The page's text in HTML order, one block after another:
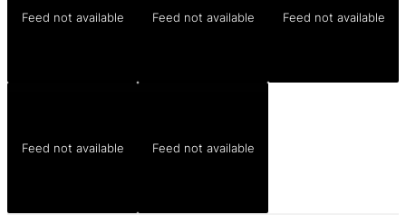
Feed not available Feed not available Feed not available
Feed not available Feed not available